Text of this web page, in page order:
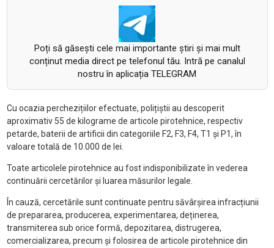
Poți să găsești cele mai importante știri și mai mult
conținut media direct pe telefonul tău. Intră pe canalul
nostru în aplicația TELEGRAM
Cu ocazia perchezițiilor efectuate, polițiștii au descoperit
aproximativ 55 de kilograme de articole pirotehnice, respectiv
petarde, baterii de artificii din categoriile F2, F3, F4, T1 și P1, în
valoare totală de 10.000 de lei.
Toate articolele pirotehnice au fost indisponibilizate în vederea
continuării cercetărilor și luarea măsurilor legale.
În cauză, cercetările sunt continuate pentru săvârșirea infracțiunii
de prepararea, producerea, experimentarea, deținerea,
transmiterea sub orice formă, depozitarea, distrugerea,
comercializarea, precum și folosirea de articole pirotehnice din